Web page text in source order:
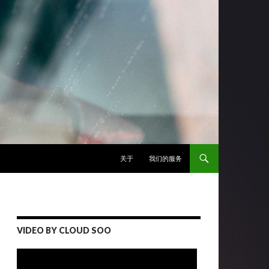
关于
我们的服务
VIDEO BY CLOUD SOO